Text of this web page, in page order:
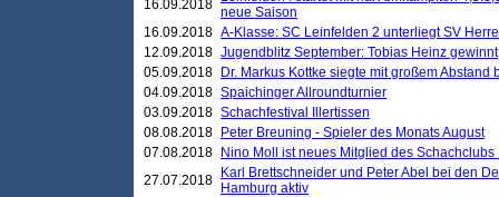
16.09.2018 neue Saison
16.09.2018 A-Klasse: SC Leinfelden 2 unterliegt SV
12.09.2018 Jugendblitz September: Tobias Heinz gewinnt
05.09.2018
Dr. Markus Kottke siegte mit großem
04.09.2018 Spaichinger Allroundturnier
03.09.2018 Schachfestival Illertissen
08.08.2018
Peter Breuning - Spieler des Monats August
07.08.2018
Nino Moll ist neues Mitglied des
27.07.2018
Karl Brettschneider und Peter Abel bei den
Hamburg aktiv